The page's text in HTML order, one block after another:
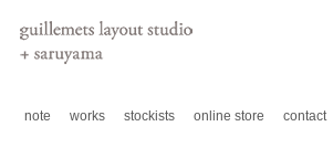
note works stockists online store contact